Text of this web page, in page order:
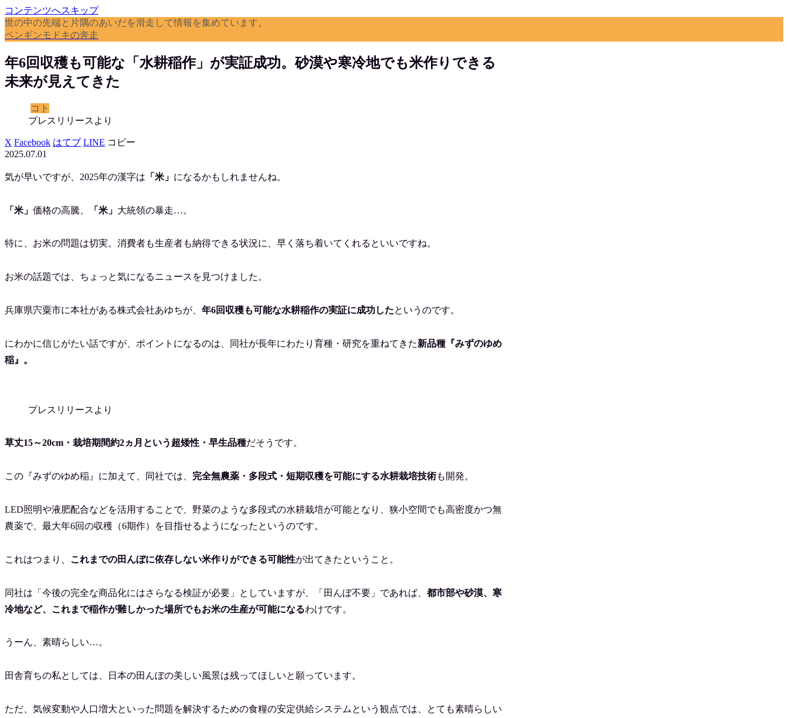
コンテンツへスキップ
世の中の先端と片隅のあいだを滑走して情報を集めています。
ペンギンモドキの奔走
年6回収穫も可能な「水耕稲作」が実証成功。砂漠や寒冷地でも米作りできる
未来が見えてきた
コト
プレスリリースより
X Facebook はてブ LINE コピー
2025.07.01
気が早いですが、2025年の漢字は 「米」 になるかもしれませんね。
「米」 価格の高騰、 「米」 大統領の暴走…。
特に、お米の問題は切実。消費者も生産者も納得できる状況に、早く落ち着いてくれるといいですね。
お米の話題では、ちょっと気になるニュースを見つけました。
兵庫県宍粟市に本社がある株式会社あゆちが、 年6回収穫も可能な水耕稲作の実証に成功したというのです。
にわかに信じがたい話ですが、ポイントになるのは、同社が長年にわたり育種・研究を重ねてきた新品種『みずのゆめ
稲』。
プレスリリースより
草丈15～20cm・栽培期間約2ヵ月という超矮性・早生品種だそうです。
この『みずのゆめ稲』に加えて、同社では、 完全無農薬・多段式・短期収穫を可能にする水耕栽培技術も開発。
LED照明や液肥配合などを活用することで、野菜のような多段式の水耕栽培が可能となり、狭小空間でも高密度かつ無
農薬で、最大年6回の収穫（6期作）を目指せるようになったというのです。
これはつまり、 これまでの田んぼに依存しない米作りができる可能性が出てきたということ。
同社は「今後の完全な商品化にはさらなる検証が必要」としていますが、「田んぼ不要」であれば、 都市部や砂漠、寒
冷地など、これまで稲作が難しかった場所でもお米の生産が可能になるわけです。
うーん、素晴らしい…。
田舎育ちの私としては、日本の田んぼの美しい風景は残ってほしいと願っています。
ただ、気候変動や人口増大といった問題を解決するための食糧の安定供給システムという観点では、とても素晴らしい